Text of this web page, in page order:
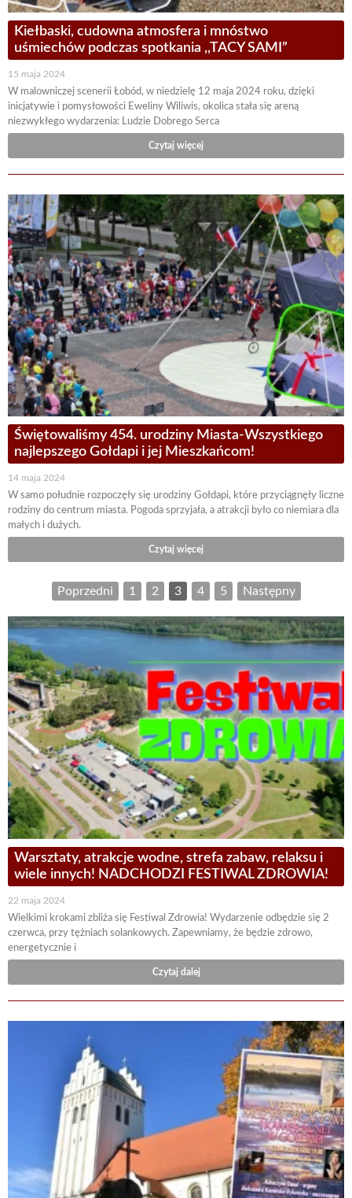
Kiełbaski, cudowna atmosfera i mnóstwo
uśmiechów podczas spotkania ,,TACY SAMI”
15 maja 2024
W malowniczej scenerii Łobód, w niedzielę 12 maja 2024 roku, dzięki
inicjatywie i pomysłowości Eweliny Wiliwis, okolica stała się areną
niezwykłego wydarzenia: Ludzie Dobrego Serca
Czytaj więcej
Świętowaliśmy 454. urodziny Miasta-Wszystkiego
najlepszego Gołdapi i jej Mieszkańcom!
14 maja 2024
W samo południe rozpoczęły się urodziny Gołdapi, które przyciągnęły liczne
rodziny do centrum miasta. Pogoda sprzyjała, a atrakcji było co niemiara dla
małych i dużych.
Czytaj więcej
Poprzedni 1 2 3 4 5 Następny
Warsztaty, atrakcje wodne, strefa zabaw, relaksu i
wiele innych! NADCHODZI FESTIWAL ZDROWIA!
22 maja 2024
Wielkimi krokami zbliża się Festiwal Zdrowia! Wydarzenie odbędzie się 2
czerwca, przy tężniach solankowych. Zapewniamy, że będzie zdrowo,
energetycznie i
Czytaj dalej